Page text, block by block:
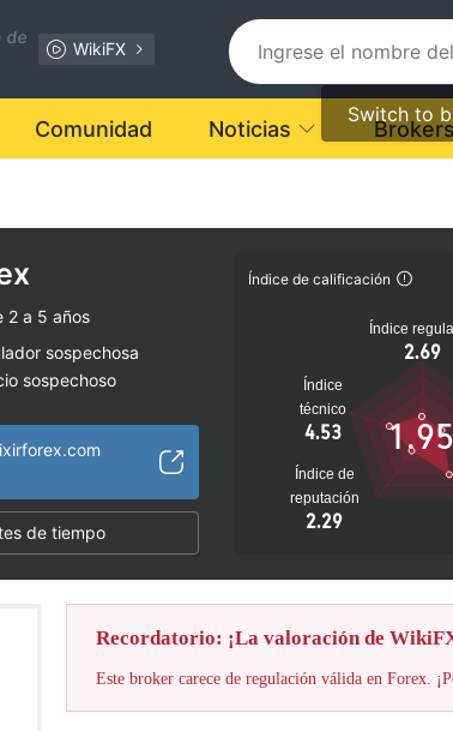
de
WikiFX
Switch to
Comunidad Noticias
2 a 5 años
sospechosa
sospechoso
de tiempo
Índice de calificación
Índice
2.69
Índice
técnico
4.53
Índice de
reputación
2.29
1.95
Recordatorio: ¡La valoración de
Este broker carece de regulación válida en Forex.